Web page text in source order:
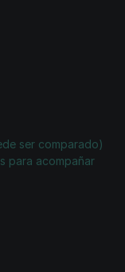
ser comparado)
para acompañar